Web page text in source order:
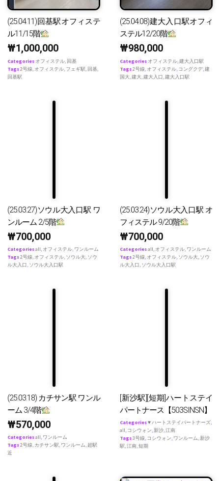
(25.04.11)回基駅オフィステ
ル11/15階
₩1,000,000
Categories オフィステル, 回基
Tags2号線, オフィステル, フェギ駅, 回基,
回基駅
(25.04.08)建大入口駅オフィ
ステル12/20階
₩980,000
Categories オフィステル,建大入口駅
Tags2号線, オフィステル, コングクデ,建
国大,建大,建大入口,建大入口駅
(25.03.27)ソウル大入口駅 ワ
ンルーム 2/5階
₩700,000
Categoriesall, オフィステル, ワンルーム
Tags2号線, オフィステル, ソウル大, ソウ
ル大入口, ソウル大入口駅
(25.03.24)ソウル大入口駅 オ
フィステル 9/20階
₩700,000
Categoriesall, オフィステル, ワンルーム
Tags2号線, オフィステル, ソウル大, ソウ
ル大入口, ソウル大入口駅
(25.03.18) カチサン駅 ワンル
ーム 3/4階
₩570,000
Categoriesall, ワンルーム
Tags2号線, カチサン駅, ワンルーム, 超駅
近
[新沙駅][短期]ハートステイ
パートナース【503SINSN】
Categories♥ ハートステイパートナーズ,
all, コシウォン,新沙,江南
Tags3号線, コシウォン, ワンルーム,新沙
駅,江南,短期